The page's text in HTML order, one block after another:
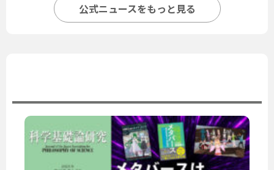
公式ニュースをもっと見る